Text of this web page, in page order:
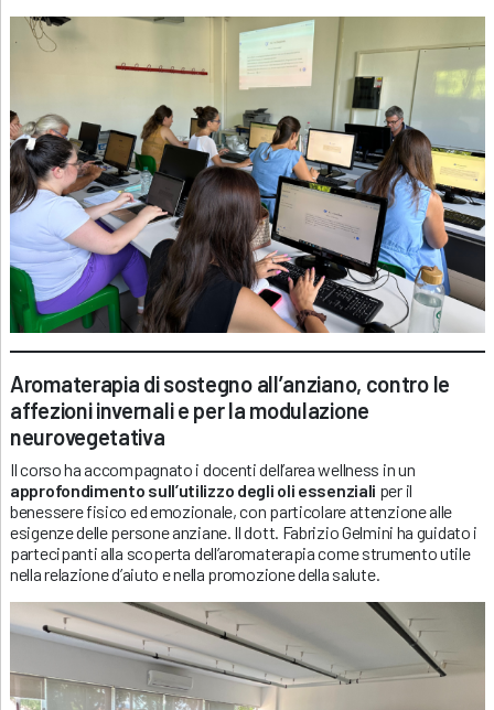
Aromaterapia di sostegno all’anziano, contro le
affezioni invernali e per la modulazione
neurovegetativa
Il corso ha accompagnato i docenti dell’area wellness in un
approfondimento sull’utilizzo degli oli essenziali per il
benessere fisico ed emozionale, con particolare attenzione alle
esigenze delle persone anziane. Il dott. Fabrizio Gelmini ha guidato i
partecipanti alla scoperta dell’aromaterapia come strumento utile
nella relazione d’aiuto e nella promozione della salute.